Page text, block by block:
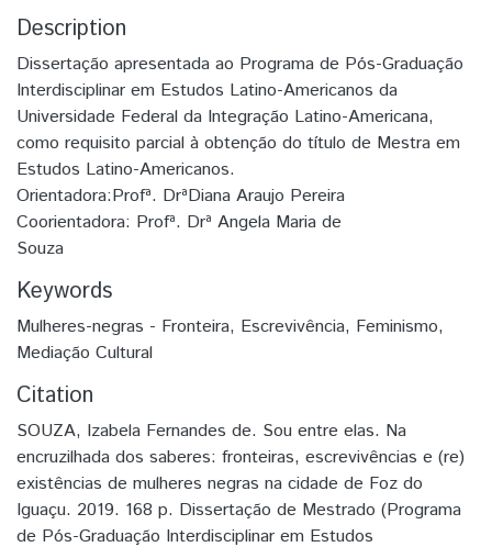
Description
Dissertação apresentada ao Programa de Pós-Graduação
Interdisciplinar em Estudos Latino-Americanos da
Universidade Federal da Integração Latino-Americana,
como requisito parcial à obtenção do título de Mestra em
Estudos Latino-Americanos.
Orientadora:Profª. DrªDiana Araujo Pereira
Coorientadora: Profª. Drª Angela Maria de
Souza
Keywords
Mulheres-negras - Fronteira, Escrevivência, Feminismo,
Mediação Cultural
Citation
SOUZA, Izabela Fernandes de. Sou entre elas. Na
encruzilhada dos saberes: fronteiras, escrevivências e (re)
existências de mulheres negras na cidade de Foz do
Iguaçu. 2019. 168 p. Dissertação de Mestrado (Programa
de Pós-Graduação Interdisciplinar em Estudos